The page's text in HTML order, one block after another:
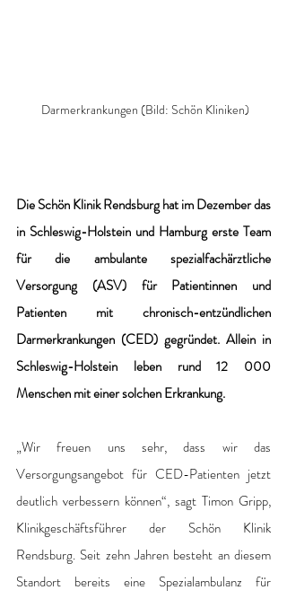
Darmerkrankungen (Bild: Schön Kliniken)
Die Schön Klinik Rendsburg hat im Dezember das
in Schleswig-Holstein und Hamburg erste Team
für die ambulante spezialfachärztliche
Versorgung (ASV) für Patientinnen und
Patienten mit chronisch-entzündlichen
Darmerkrankungen (CED) gegründet. Allein in
Schleswig-Holstein leben rund 12 000
Menschen mit einer solchen Erkrankung.
„Wir freuen uns sehr, dass wir das
Versorgungsangebot für CED-Patienten jetzt
deutlich verbessern können“, sagt Timon Gripp,
Klinikgeschäftsführer der Schön Klinik
Rendsburg. Seit zehn Jahren besteht an diesem
Standort bereits eine Spezialambulanz für